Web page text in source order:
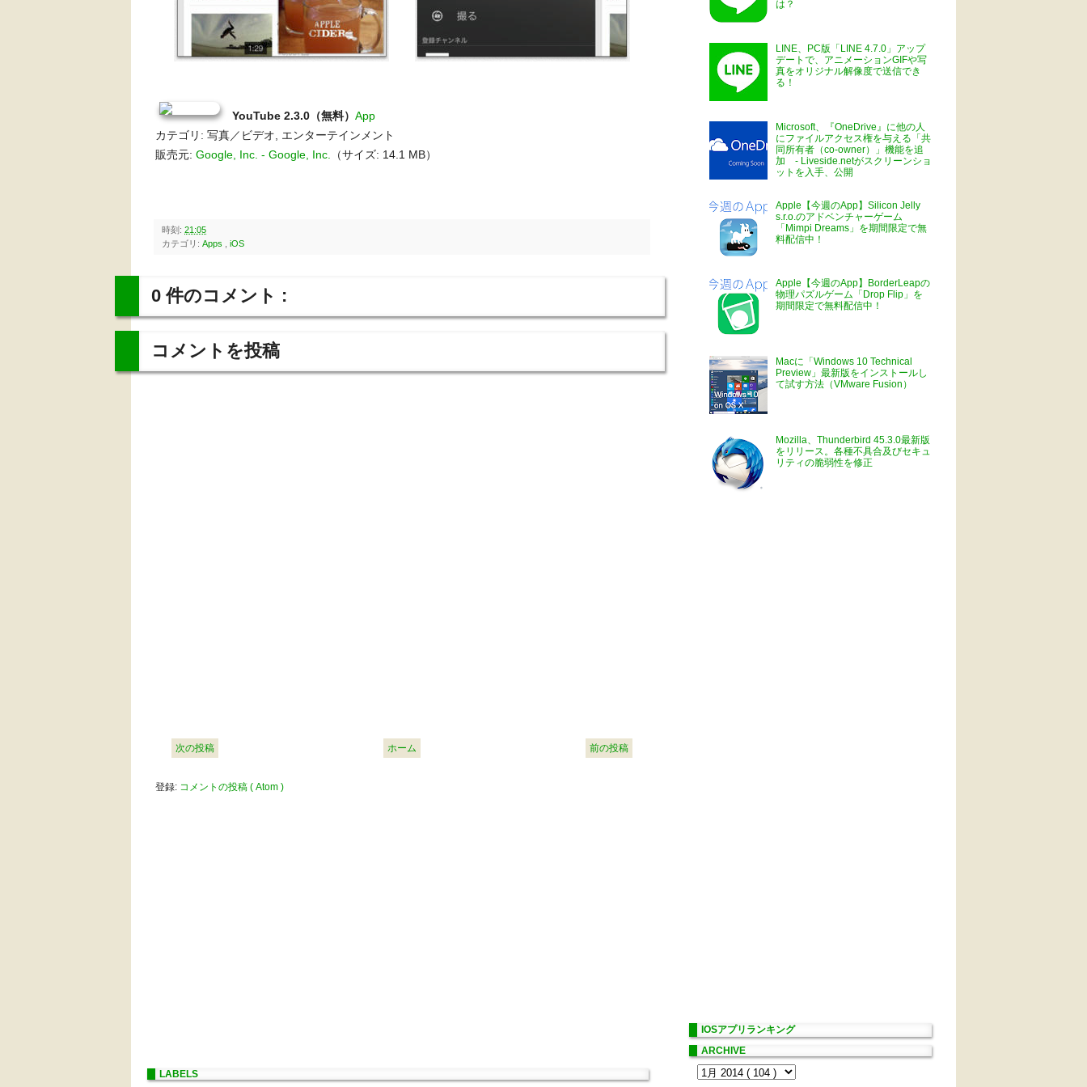
YouTube 2.3.0（無料） App
カテゴリ: 写真／ビデオ, エンターテインメント
販売元: Google, Inc. - Google, Inc. （サイズ: 14.1 MB）
時刻: 21:05
カテゴリ: Apps iOS
0 件のコメント :
コメントを投稿
次の投稿 前の投稿
ホーム
登録: コメントの投稿 ( Atom )
LABELS
は？
LINE、PC版「LINE 4.7.0」アップ
デートで、アニメーションGIFや写
真をオリジナル解像度で送信でき
る！
Microsoft、『OneDrive』に他の人
にファイルアクセス権を与える「共
同所有者（co-owner）」機能を追
加 - Liveside.netがスクリーンショ
ットを入手、公開
Apple【今週のApp】Silicon Jelly
s.r.o.のアドベンチャーゲーム
「Mimpi Dreams」を期間限定で無
料配信中！
Apple【今週のApp】BorderLeapの
物理パズルゲーム「Drop Flip」を
期間限定で無料配信中！
Macに「Windows 10 Technical
Preview」最新版をインストールし
て試す方法（VMware Fusion）
Mozilla、Thunderbird 45.3.0最新版
をリリース。各種不具合及びセキュ
リティの脆弱性を修正
IOSアプリランキング
ARCHIVE